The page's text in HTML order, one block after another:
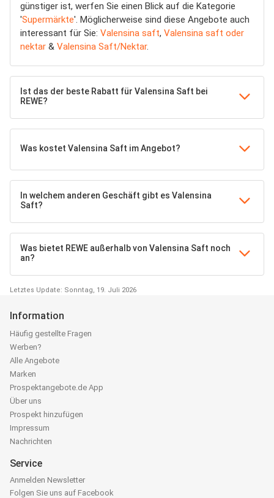
günstiger ist, werfen Sie einen Blick auf die Kategorie
'Supermärkte'. Möglicherweise sind diese Angebote auch
interessant für Sie: Valensina saft, Valensina saft oder
nektar & Valensina Saft/Nektar.
Ist das der beste Rabatt für Valensina Saft bei
REWE?
Was kostet Valensina Saft im Angebot?
In welchem anderen Geschäft gibt es Valensina
Saft?
Was bietet REWE außerhalb von Valensina Saft noch
an?
Letztes Update: Sonntag, 19. Juli 2026
Information
Häufig gestellte Fragen
Werben?
Alle Angebote
Marken
Prospektangebote.de App
Über uns
Prospekt hinzufügen
Impressum
Nachrichten
Service
Anmelden Newsletter
Folgen Sie uns auf Facebook